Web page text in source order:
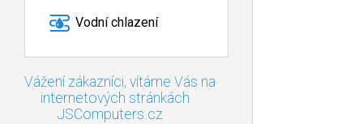
Vodní chlazení
Vážení zákazníci, vítáme Vás na
internetových stránkách
JSComputers.cz